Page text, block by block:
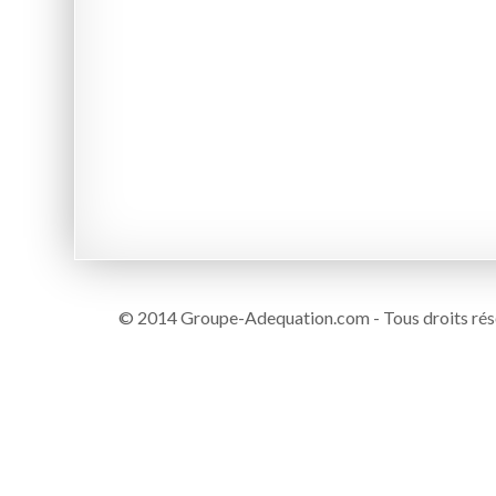
© 2014 Groupe-Adequation.com - Tous droits